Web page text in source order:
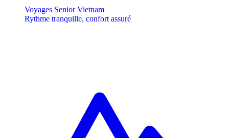
Voyages Senior Vietnam
Rythme tranquille, confort assuré